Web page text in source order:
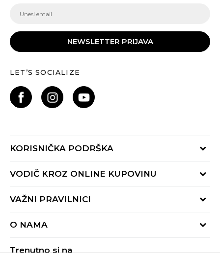
NEWSLETTER PRIJAVA
LET’S SOCIALIZE
KORISNIČKA PODRŠKA
Provjeri status porudžbine
Radno vrijeme 9-16h
VODIČ KROZ ONLINE KUPOVINU
Načini isporuke
Reklamacije
VAŽNI PRAVILNICI
Pravila Sport&Bonus programa
O NAMA
Trenutno si na